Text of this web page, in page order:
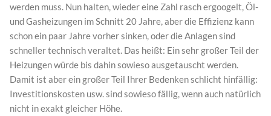
werden muss. Nun halten, wieder eine Zahl rasch ergoogelt, Öl-
und Gasheizungen im Schnitt 20 Jahre, aber die Effizienz kann
schon ein paar Jahre vorher sinken, oder die Anlagen sind
schneller technisch veraltet. Das heißt: Ein sehr großer Teil der
Heizungen würde bis dahin sowieso ausgetauscht werden.
Damit ist aber ein großer Teil Ihrer Bedenken schlicht hinfällig:
Investitionskosten usw. sind sowieso fällig, wenn auch natürlich
nicht in exakt gleicher Höhe.